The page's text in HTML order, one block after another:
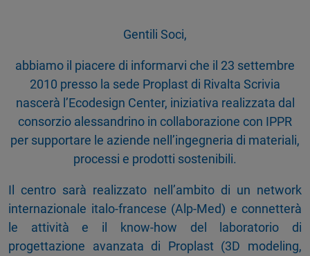
Gentili Soci,
abbiamo il piacere di informarvi che il 23 settembre
2010 presso la sede Proplast di Rivalta Scrivia
nascerà l’Ecodesign Center, iniziativa realizzata dal
consorzio alessandrino in collaborazione con IPPR
per supportare le aziende nell’ingegneria di materiali,
processi e prodotti sostenibili.
Il centro sarà realizzato nell’ambito di un network
internazionale italo-francese (Alp-Med) e connetterà
le attività e il know-how del laboratorio di
progettazione avanzata di Proplast (3D modeling,